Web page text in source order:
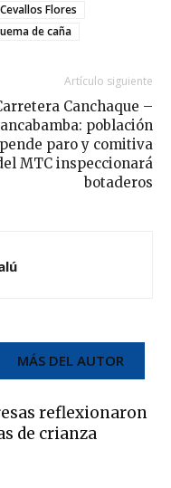
Flores
de caña
Artículo siguiente
Canchaque –
población
paro y comitiva
MTC inspeccionará
botaderos
MÁS DEL AUTOR
reflexionaron
de crianza